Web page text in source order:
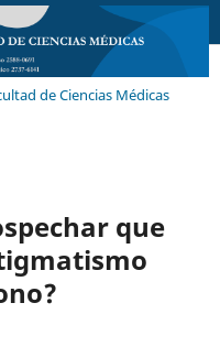
de Ciencias Médicas
que